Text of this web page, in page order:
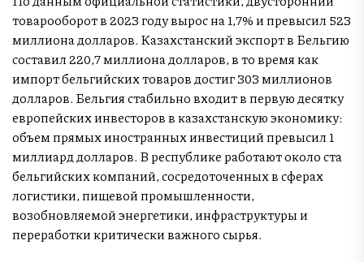
товарооборот в 2023 году вырос на 1,7% и превысил 523
миллиона долларов. Казахстанский экспорт в Бельгию
составил 220,7 миллиона долларов, в то время как
импорт бельгийских товаров достиг 303 миллионов
долларов. Бельгия стабильно входит в первую десятку
европейских инвесторов в казахстанскую экономику:
объем прямых иностранных инвестиций превысил 1
миллиард долларов. В республике работают около ста
бельгийских компаний, сосредоточенных в сферах
логистики, пищевой промышленности,
возобновляемой энергетики, инфраструктуры и
переработки критически важного сырья.